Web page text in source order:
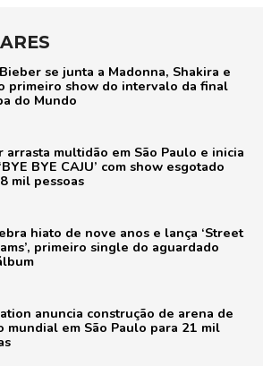
se junta a Madonna, Shakira e
primeiro show do intervalo da final
do Mundo
arrasta multidão em São Paulo e inicia
BYE CAJU’ com show esgotado
mil pessoas
hiato de nove anos e lança ‘Street
primeiro single do aguardado
anuncia construção de arena de
mundial em São Paulo para 21 mil